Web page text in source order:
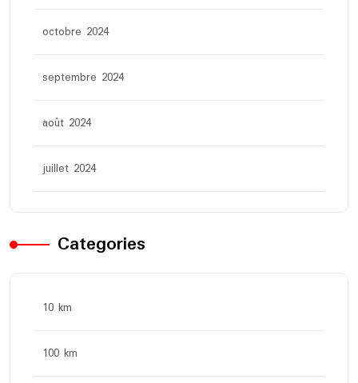
octobre 2024
septembre 2024
août 2024
juillet 2024
Categories
10 km
100 km